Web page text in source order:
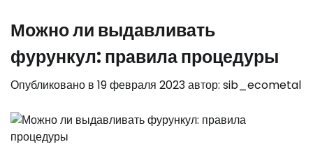
Можно ли выдавливать
фурункул: правила процедуры
Опубликовано в 19 февраля 2023автор: sib_ecometal